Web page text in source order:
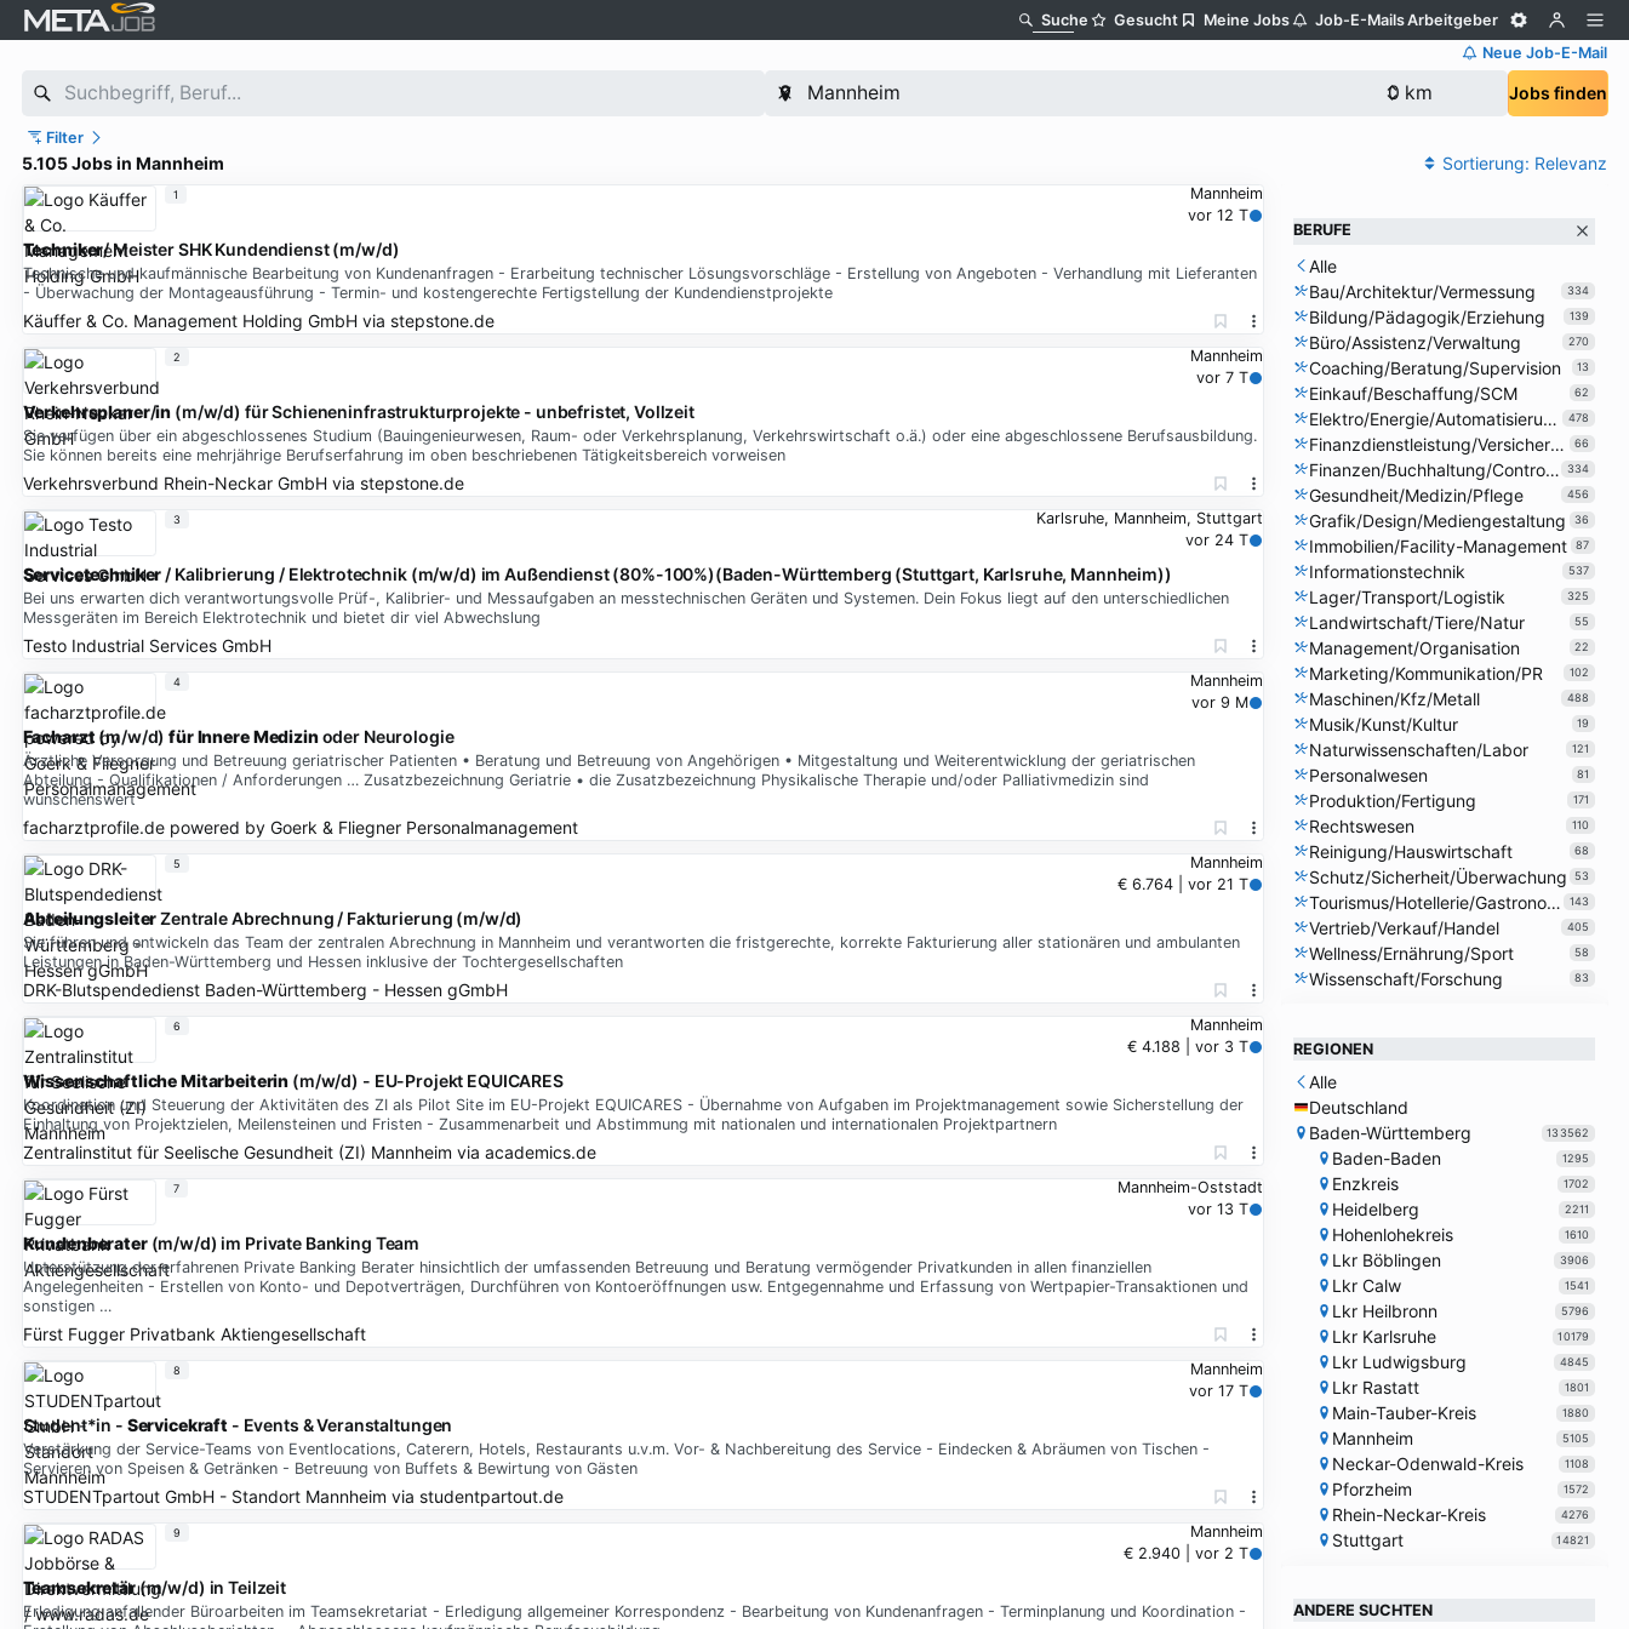
Suche Gesucht Meine Jobs Job-E-MailsArbeitgeber
Neue Job-E-Mail
Jobs finden
Filter
5.105 Jobs in Mannheim Sortierung: Relevanz
Mannheim
vor 12 T
Techniker/ Meister SHK Kundendienst (m/w/d)
Technische und kaufmännische Bearbeitung von Kundenanfragen - Erarbeitung technischer Lösungsvorschläge - Erstellung von Angeboten - Verhandlung mit Lieferanten
- Überwachung der Montageausführung - Termin- und kostengerechte Fertigstellung der Kundendienstprojekte
Käuffer & Co. Management Holding GmbHvia stepstone.de
1
Mannheim
vor 7 T
Verkehrsplaner/in (m/w/d) für Schieneninfrastrukturprojekte - unbefristet, Vollzeit
Sie verfügen über ein abgeschlossenes Studium (Bauingenieurwesen, Raum- oder Verkehrsplanung, Verkehrswirtschaft o.ä.) oder eine abgeschlossene Berufsausbildung.
Sie können bereits eine mehrjährige Berufserfahrung im oben beschriebenen Tätigkeitsbereich vorweisen
Verkehrsverbund Rhein-Neckar GmbHvia stepstone.de
2
Karlsruhe, Mannheim, Stuttgart
vor 24 T
Servicetechniker / Kalibrierung / Elektrotechnik (m/w/d) im Außendienst (80%-100%)(Baden-Württemberg (Stuttgart, Karlsruhe, Mannheim))
Bei uns erwarten dich verantwortungsvolle Prüf-, Kalibrier- und Messaufgaben an messtechnischen Geräten und Systemen. Dein Fokus liegt auf den unterschiedlichen
Messgeräten im Bereich Elektrotechnik und bietet dir viel Abwechslung
Testo Industrial Services GmbH
3
Mannheim
vor 9 M
Facharzt (m/w/d)fürInnereMedizinoder Neurologie
Ärztliche Versorgung und Betreuung geriatrischer Patienten • Beratung und Betreuung von Angehörigen • Mitgestaltung und Weiterentwicklung der geriatrischen
Abteilung - Qualifikationen / Anforderungen … Zusatzbezeichnung Geriatrie • die Zusatzbezeichnung Physikalische Therapie und/oder Palliativmedizin sind
wünschenswert
facharztprofile.de powered by Goerk & Fliegner Personalmanagement
4
Mannheim
€ 6.764 | vor 21 T
AbteilungsleiterZentrale Abrechnung / Fakturierung (m/w/d)
Sie führen und entwickeln das Team der zentralen Abrechnung in Mannheim und verantworten die fristgerechte, korrekte Fakturierung aller stationären und ambulanten
Leistungen in Baden-Württemberg und Hessen inklusive der Tochtergesellschaften
DRK-Blutspendedienst Baden-Württemberg - Hessen gGmbH
5
Mannheim
€ 4.188 | vor 3 T
WissenschaftlicheMitarbeiterin (m/w/d) - EU-Projekt EQUICARES
Koordination und Steuerung der Aktivitäten des ZI als Pilot Site im EU-Projekt EQUICARES - Übernahme von Aufgaben im Projektmanagement sowie Sicherstellung der
Einhaltung von Projektzielen, Meilensteinen und Fristen - Zusammenarbeit und Abstimmung mit nationalen und internationalen Projektpartnern
Zentralinstitut für Seelische Gesundheit (ZI) Mannheim via academics.de
6
Mannheim-Oststadt
vor 13 T
Kundenberater(m/w/d) im Private Banking Team
Unterstützung der erfahrenen Private Banking Berater hinsichtlich der umfassenden Betreuung und Beratung vermögender Privatkunden in allen finanziellen
Angelegenheiten - Erstellen von Konto- und Depotverträgen, Durchführen von Kontoeröffnungen usw. Entgegennahme und Erfassung von Wertpapier-Transaktionen und
sonstigen …
Fürst Fugger Privatbank Aktiengesellschaft
7
Mannheim
vor 17 T
Student*in - Servicekraft - Events & Veranstaltungen
Verstärkung der Service-Teams von Eventlocations, Caterern, Hotels, Restaurants u.v.m. Vor- & Nachbereitung des Service - Eindecken & Abräumen von Tischen -
Servieren von Speisen & Getränken - Betreuung von Buffets & Bewirtung von Gästen
STUDENTpartout GmbH - Standort Mannheim via studentpartout.de
8
Mannheim
€ 2.940 | vor 2 T
Teamsekretär(m/w/d) in Teilzeit
Erledigung anfallender Büroarbeiten im Teamsekretariat - Erledigung allgemeiner Korrespondenz - Bearbeitung von Kundenanfragen - Terminplanung und Koordination -
9
BERUFE
Alle
Bau/Architektur/Vermessung
334
Bildung/Pädagogik/Erziehung 139
Büro/Assistenz/Verwaltung 270
Coaching/Beratung/Supervision 13
Einkauf/Beschaffung/SCM 62
Elektro/Energie/Automatisierung 478
Finanzdienstleistung/Versicherung 66
Finanzen/Buchhaltung/Controlling 334
Gesundheit/Medizin/Pflege 456
Grafik/Design/Mediengestaltung 36
Immobilien/Facility-Management 87
Informationstechnik 537
Lager/Transport/Logistik 325
Landwirtschaft/Tiere/Natur 55
Management/Organisation 22
Marketing/Kommunikation/PR 102
Maschinen/Kfz/Metall 488
Musik/Kunst/Kultur 19
Naturwissenschaften/Labor 121
Personalwesen 81
Produktion/Fertigung 171
Rechtswesen 110
Reinigung/Hauswirtschaft 68
Schutz/Sicherheit/Überwachung 53
Tourismus/Hotellerie/Gastronomie 143
Vertrieb/Verkauf/Handel 405
Wellness/Ernährung/Sport 58
Wissenschaft/Forschung 83
REGIONEN
Alle
Deutschland
Baden-Württemberg
133562
Baden-Baden 1295
Enzkreis 1702
Heidelberg 2211
Hohenlohekreis 1610
Lkr Böblingen 3906
Lkr Calw 1541
Lkr Heilbronn 5796
Lkr Karlsruhe 10179
Lkr Ludwigsburg 4845
Lkr Rastatt 1801
Main-Tauber-Kreis 1880
Mannheim 5105
Neckar-Odenwald-Kreis 1108
Pforzheim 1572
Rhein-Neckar-Kreis 4276
Stuttgart 14821
ANDERE SUCHTEN